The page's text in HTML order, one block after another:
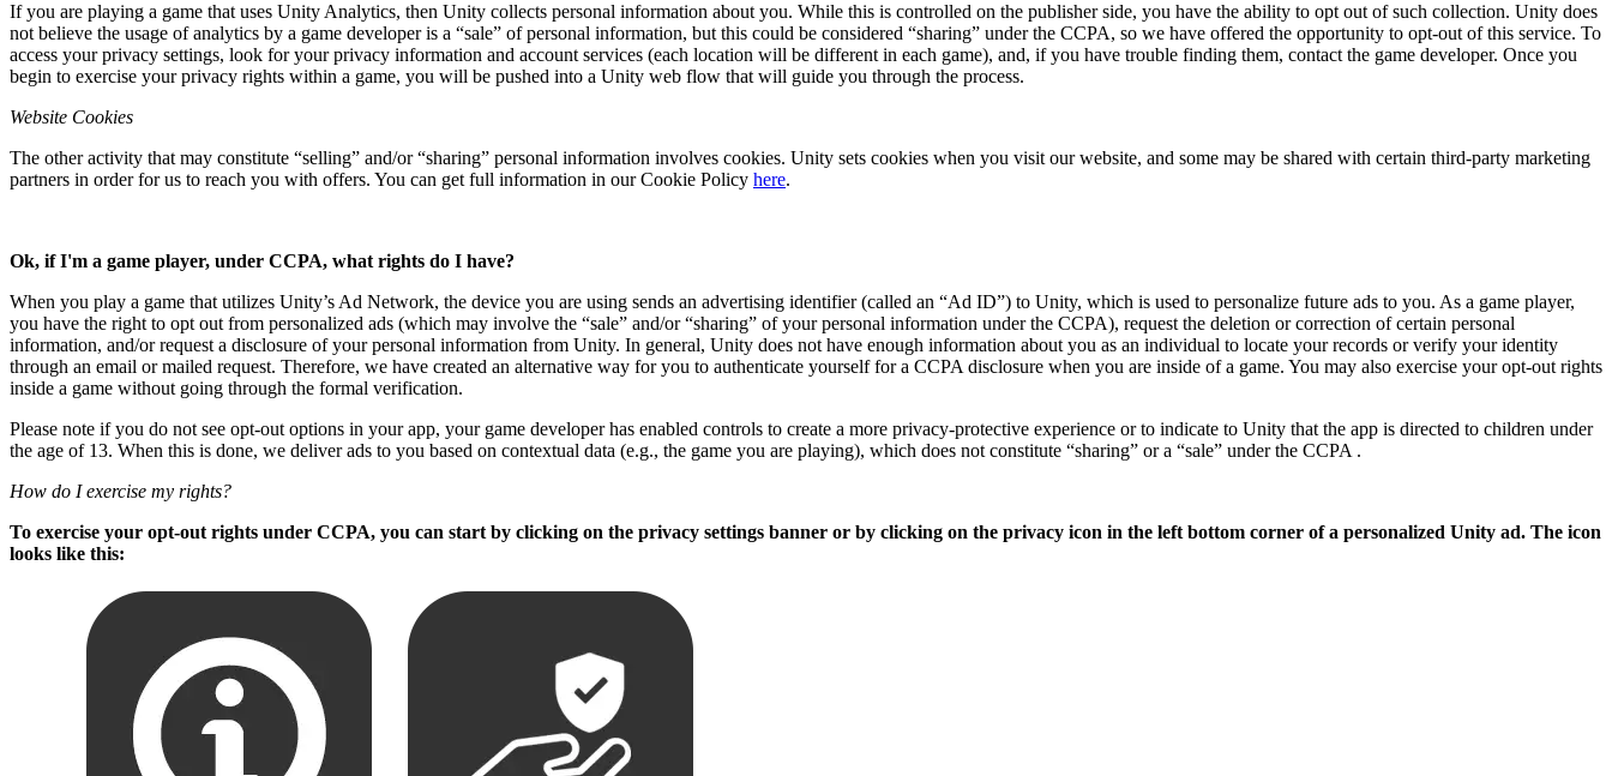
Jeux indépendants
Lancez de grands jeux avec de petites équipes
Lancez des jeux XR sur plusieurs plateformes
Jeux multijoueur
Simplifiez le développement de jeux multijoueurs
If you are playing a game that uses Unity Analytics, then Unity collects personal information about you. While this is controlled on the publisher side, you have the ability to opt out of such collection. Unity does
not believe the usage of analytics by a game developer is a “sale” of personal information, but this could be considered “sharing” under the CCPA, so we have offered the opportunity to opt-out of this service. To
access your privacy settings, look for your privacy information and account services (each location will be different in each game), and, if you have trouble finding them, contact the game developer. Once you
begin to exercise your privacy rights within a game, you will be pushed into a Unity web flow that will guide you through the process.
Website Cookies
The other activity that may constitute “selling” and/or “sharing” personal information involves cookies. Unity sets cookies when you visit our website, and some may be shared with certain third-party marketing
partners in order for us to reach you with offers. You can get full information in our Cookie Policy here.
Ok, if I'm a game player, under CCPA, what rights do I have?
When you play a game that utilizes Unity’s Ad Network, the device you are using sends an advertising identifier (called an “Ad ID”) to Unity, which is used to personalize future ads to you. As a game player,
you have the right to opt out from personalized ads (which may involve the “sale” and/or “sharing” of your personal information under the CCPA), request the deletion or correction of certain personal
information, and/or request a disclosure of your personal information from Unity. In general, Unity does not have enough information about you as an individual to locate your records or verify your identity
through an email or mailed request. Therefore, we have created an alternative way for you to authenticate yourself for a CCPA disclosure when you are inside of a game. You may also exercise your opt-out rights
inside a game without going through the formal verification.
Please note if you do not see opt-out options in your app, your game developer has enabled controls to create a more privacy-protective experience or to indicate to Unity that the app is directed to children under
the age of 13. When this is done, we deliver ads to you based on contextual data (e.g., the game you are playing), which does not constitute “sharing” or a “sale” under the CCPA .
How do I exercise my rights?
To exercise your opt-out rights under CCPA, you can start by clicking on the privacy settings banner or by clicking on the privacy icon in the left bottom corner of a personalized Unity ad. The icon
looks like this: